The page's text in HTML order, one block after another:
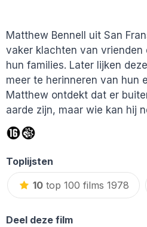
Matthew Bennell uit San
vaker klachten van vrienden
hun families. Later lijken
meer te herinneren van hun
Matthew ontdekt dat er
aarde zijn, maar wie kan hij
Toplijsten
10 top 100 films 1978
Deel deze film